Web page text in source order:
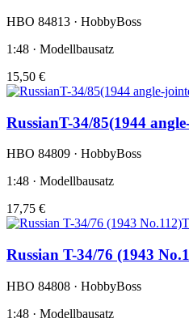
HBO 84813 · HobbyBoss
1:48 · Modellbausatz
15,50 €
RussianT-34/85(1944
HBO 84809 · HobbyBoss
1:48 · Modellbausatz
17,75 €
Russian T-34/76 (1943
HBO 84808 · HobbyBoss
1:48 · Modellbausatz